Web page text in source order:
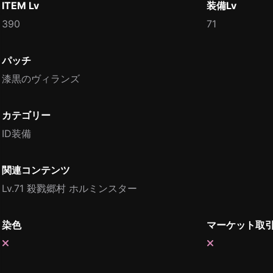
ITEM Lv
390
装備Lv
71
パッチ
漆黒のヴィランズ
カテゴリー
ID装備
関連コンテンツ
Lv.71 殺戮郷村 ホルミンスター
染色 マーケット取